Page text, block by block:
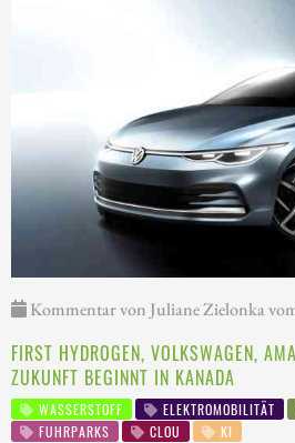
Kommentar von Juliane Zielonka
FIRST HYDROGEN, VOLKSWAGEN,
ZUKUNFT BEGINNT IN KANADA
WASSERSTOFF ELEKTROMOBILITÄT
FUHRPARKS
CLOU KI